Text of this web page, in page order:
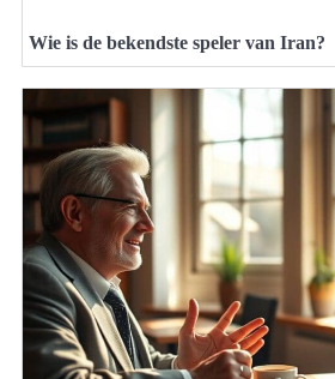
Wie is de bekendste speler van Iran?